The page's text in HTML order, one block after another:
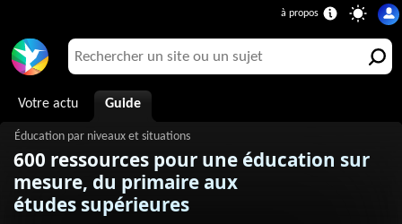
Votre actu Guide
600 ressources pour une éducation sur
mesure, du primaire aux
études supérieures